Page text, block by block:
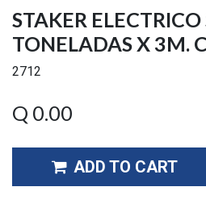
STAKER
TONELADAS X 3M.
2712
Q 0.00
ADD TO CART